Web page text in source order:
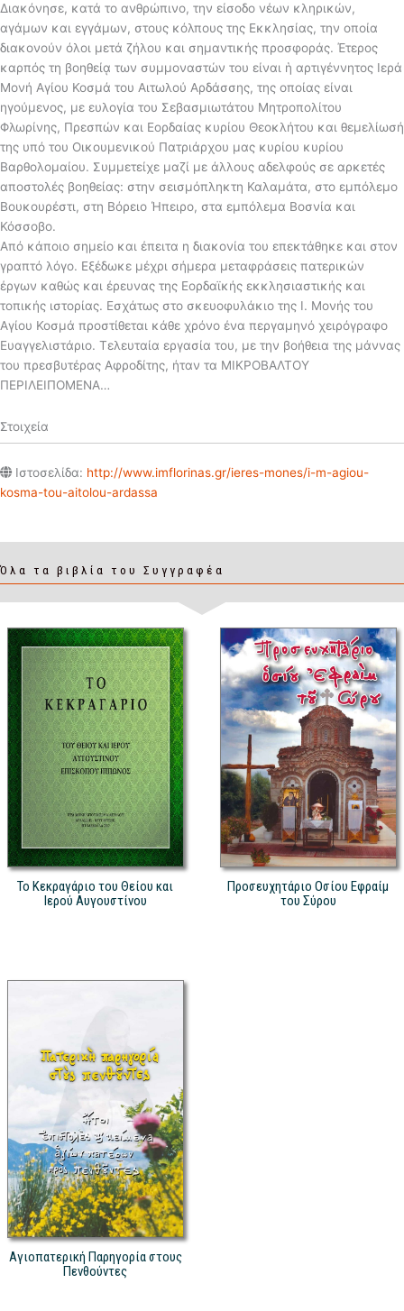
Διακόνησε, κατά το ανθρώπινο, την είσοδο νέων κληρικών,
αγάμων και εγγάμων, στους κόλπους της Εκκλησίας, την οποία
διακονούν όλοι μετά ζήλου και σημαντικής προσφοράς. Έτερος
καρπός τη βοηθείᾳ των συμμοναστών του είναι ἡ αρτιγέννητος Ιερά
Μονή Αγίου Κοσμά του Αιτωλού Αρδάσσης, της οποίας είναι
ηγούμενος, με ευλογία του Σεβασμιωτάτου Μητροπολίτου
Φλωρίνης, Πρεσπών και Εορδαίας κυρίου Θεοκλήτου και θεμελίωσή
της υπό του Οικουμενικού Πατριάρχου μας κυρίου κυρίου
Βαρθολομαίου. Συμμετείχε μαζί με άλλους αδελφούς σε αρκετές
αποστολές βοηθείας: στην σεισμόπληκτη Καλαμάτα, στο εμπόλεμο
Βουκουρέστι, στη Βόρειο Ήπειρο, στα εμπόλεμα Βοσνία και
Κόσσοβο.
Από κάποιο σημείο και έπειτα η διακονία του επεκτάθηκε και στον
γραπτό λόγο. Εξέδωκε μέχρι σήμερα μεταφράσεις πατερικών
έργων καθώς και έρευνας της Εορδαϊκής εκκλησιαστικής και
τοπικής ιστορίας. Εσχάτως στο σκευοφυλάκιο της Ι. Μονής του
Αγίου Κοσμά προστίθεται κάθε χρόνο ένα περγαμηνό χειρόγραφο
Ευαγγελιστάριο. Τελευταία εργασία του, με την βοήθεια της μάννας
του πρεσβυτέρας Αφροδίτης, ήταν τα ΜΙΚΡΟΒΑΛΤΟΥ
ΠΕΡΙΛΕΙΠΟΜΕΝΑ…
Στοιχεία
Ιστοσελίδα: http://www.imflorinas.gr/ieres-mones/i-m-agiou-
kosma-tou-aitolou-ardassa
Όλα τα βιβλία του Συγγραφέα
Το Κεκραγάριο του Θείου και
Ιερού Αυγουστίνου
Προσευχητάριο Οσίου Εφραίμ
του Σύρου
Αγιοπατερική Παρηγορία στους
Πενθούντες